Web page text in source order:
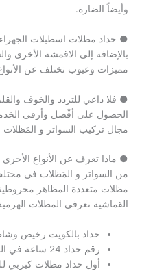
وأيضاً الضارة.
● حداد مظلات اسطبلات الجهراء
بالإضافة إلى الاقمشة الأخرى
مميزات وعيوب تختلف عن
● فلا داعي للتردد والخوف
الحصول على أفْضل وأرقى
مجال تركيب السواتر و
● ماذا تعرف عن الأنواع الأخرى
من السواتر و المَظلات في مختلف
مظلات متعددة المظاهر
القماشية تعرفي المظلات
حداد بالكويت رخيص
رقم حداد 24 ساعة في الشويخ الصناعية اسطبلات الجهراء .
أول حداد مظلات كيربي